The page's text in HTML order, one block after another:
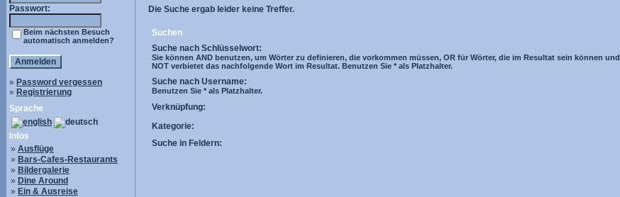
Passwort:
Beim nächsten Besuch
automatisch anmelden?
» Password vergessen
» Registrierung
Sprache
Infos
» Ausflüge
» Bars-Cafes-Restaurants
» Bildergalerie
» Dine Around
» Ein & Ausreise
Die Suche ergab leider keine Treffer.
Suchen
Suche nach Schlüsselwort:
Sie können AND benutzen, um Wörter zu definieren, die vorkommen müssen, OR für Wörter, die im Resultat sein können und
NOT verbietet das nachfolgende Wort im Resultat. Benutzen Sie * als Platzhalter.
Suche nach Username:
Benutzen Sie * als Platzhalter.
Verknüpfung:
Kategorie:
Suche in Feldern: